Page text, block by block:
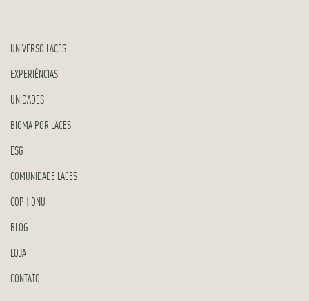
UNIVERSO LACES
EXPERIÊNCIAS
UNIDADES
BIOMA POR LACES
ESG
COMUNIDADE LACES
COP | ONU
BLOG
LOJA
CONTATO